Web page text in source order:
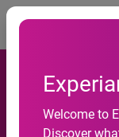
Welcome to
Discover